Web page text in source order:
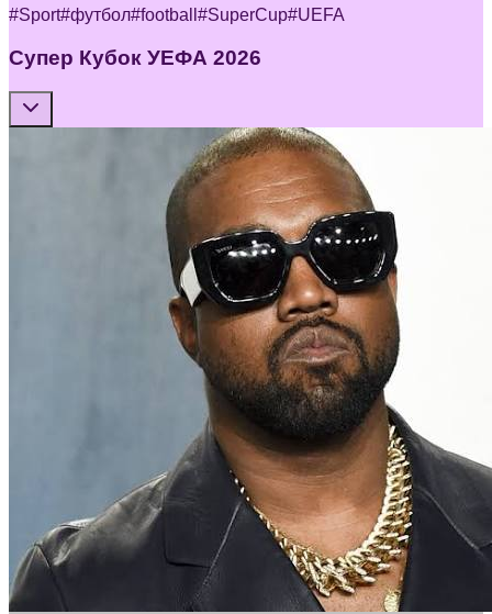
#Sport#футбол#football #SuperCup#UEFA
Супер Кубок УЕФА 2026